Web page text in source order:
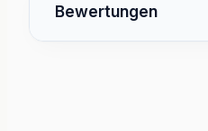
Bewertungen